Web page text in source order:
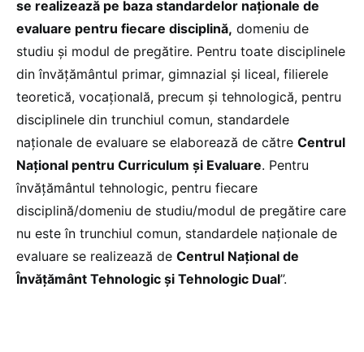
se realizează pe baza standardelor naţionale de
evaluare pentru fiecare disciplină, domeniu de
studiu şi modul de pregătire. Pentru toate disciplinele
din învăţământul primar, gimnazial şi liceal, filierele
teoretică, vocaţională, precum şi tehnologică, pentru
disciplinele din trunchiul comun, standardele
naţionale de evaluare se elaborează de către Centrul
Naţional pentru Curriculum şi Evaluare. Pentru
învăţământul tehnologic, pentru fiecare
disciplină/domeniu de studiu/modul de pregătire care
nu este în trunchiul comun, standardele naţionale de
evaluare se realizează de Centrul Naţional de
Învăţământ Tehnologic şi Tehnologic Dual”.